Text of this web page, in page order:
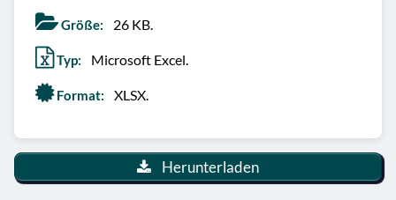
Größe: 26 KB.
Typ: Microsoft Excel.
Format: XLSX.
Herunterladen